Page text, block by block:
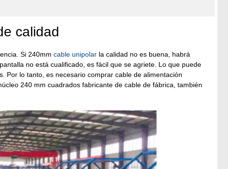
calidad
Si 240mm cable unipolar la calidad no es buena, habrá
no está cualificado, es fácil que se agriete. Lo que puede
Por lo tanto, es necesario comprar cable de alimentación
240 mm cuadrados fabricante de cable de fábrica, también